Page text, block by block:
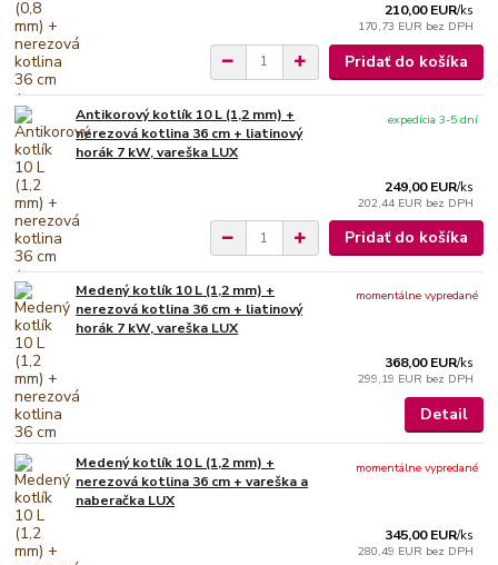
210,00 EUR/ks
170,73 EUR bez DPH
Pridať do košíka
Antikorový kotlík 10 L (1,2 mm) +
nerezová kotlina 36 cm + liatinový
horák 7 kW, vareška LUX
249,00 EUR/ks
202,44 EUR bez DPH
expedícia 3-5 dní
Pridať do košíka
Medený kotlík 10 L (1,2 mm) +
nerezová kotlina 36 cm + liatinový
horák 7 kW, vareška LUX
368,00 EUR/ks
299,19 EUR bez DPH
momentálne vypredané
Detail
Medený kotlík 10 L (1,2 mm) +
nerezová kotlina 36 cm + vareška a
naberačka LUX
345,00 EUR/ks
280,49 EUR bez DPH
momentálne vypredané